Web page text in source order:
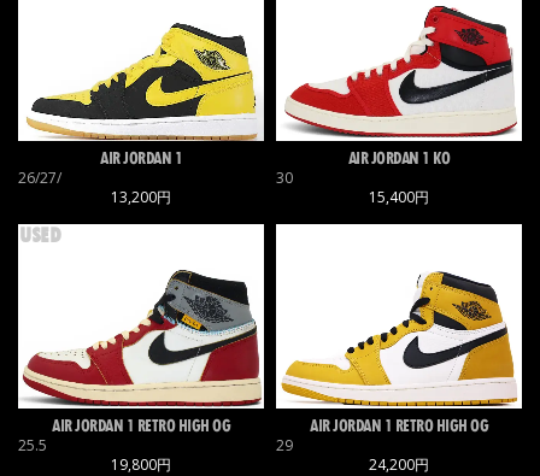
AIR JORDAN 1
26/27/
13,200円
AIR JORDAN 1 KO
30
15,400円
USED
AIR JORDAN 1 RETRO HIGH OG
25.5
19,800円
AIR JORDAN 1 RETRO HIGH OG
29
24,200円